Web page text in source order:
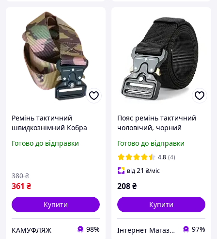
Ремінь тактичний
швидкознімний Кобра
Чоловічий військовий
Готово до відправки
361 ₴
380 ₴
Купити
КАМУФЛЯЖ 98%
Пояс ремінь тактичний
чоловічий, чорний
Готово до відправки
4.8 (4)
від21 ₴/міс
208₴
Купити
Інтернет Магазин "Електронік" 97%